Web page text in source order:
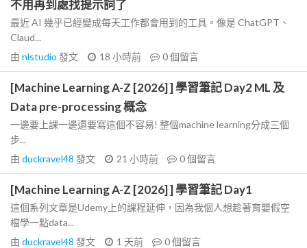
不用再到處找提示詞了
最近 AI 幾乎已經變成每天工作都會用到的工具。像是 ChatGPT、
Claud...
由 nlstudio 發文 18 小時前 0個留言
[Machine Learning A-Z [2026] ] 學習筆記 Day2 ML 及
Data pre-processing 概念
一邊要上課一邊還要寫這個不容易! 整個machine learning分成三個
步...
由 duckravel48 發文 21 小時前 0個留言
[Machine Learning A-Z [2026] ] 學習筆記 Day1
這個系列文章是Udemy上的課程延伸，因為我個人想趁著育嬰假空
檔學一點data...
由 duckravel48 發文 1 天前 0個留言